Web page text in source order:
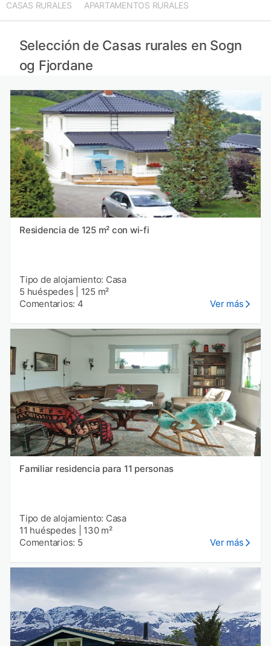
Casas rurales en Provincia de Estocolmo
Casas rurales en Islas Faroe
Casas rurales en Escocia
CASAS RURALES APARTAMENTOS RURALES
Selección de Casas rurales en Sogn
og Fjordane
Residencia de 125 m² con wi-fi
Tipo de alojamiento: Casa
5 huéspedes
125 m²
Comentarios: 4
Ver más
Familiar residencia para 11 personas
Tipo de alojamiento: Casa
11 huéspedes
130 m²
Comentarios: 5
Ver más